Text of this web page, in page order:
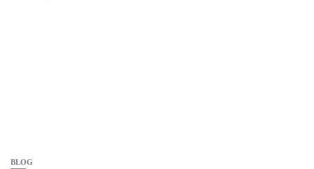
BLOG